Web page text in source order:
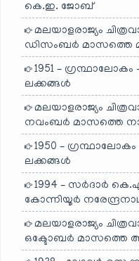
കെ.ഇ. ജോബ്
മലയാളരാജ്യം
ഡിസംബർ മാസത്തെ
1951 – ഗ്രന്ഥാലോകം
ലക്കങ്ങൾ
മലയാളരാജ്യം
നവംബർ മാസത്തെ
1950 –
ലക്കങ്ങൾ
1994 – സർദാർ
കോന്നിയൂർ
മലയാളരാജ്യം
ഒക്ടോബർ മാസത്തെ